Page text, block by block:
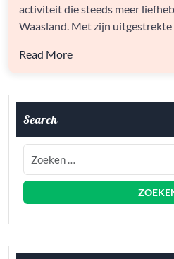
VOOR
EEN
AVONTUURLIJKE
activiteit die steeds meer
Waasland. Met zijn
Read More
Search